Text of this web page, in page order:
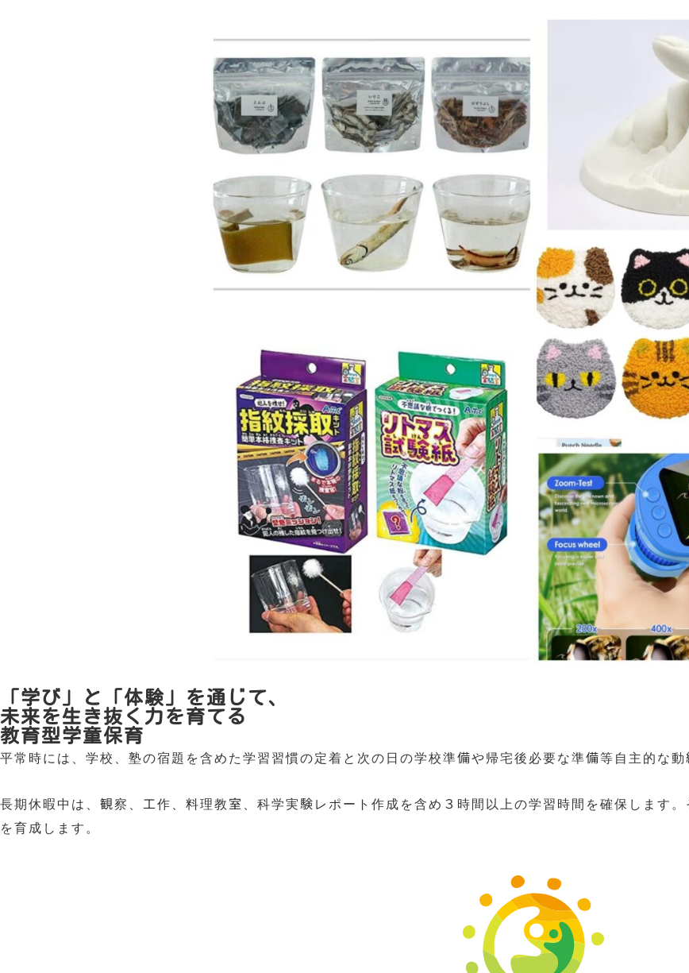
「学び」と「体験」を通じて、
未来を生き抜く力を育てる
教育型学童保育
平常時には、学校、塾の宿題を含めた学習習慣の定着と次の日の学校準備や帰宅後必要な準備等自主的な動
長期休暇中は、観察、工作、料理教室、科学実験レポート作成を含め３時間以上の学習時間を確保します
を育成します。